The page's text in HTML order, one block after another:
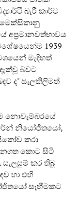
බැරී කාර්ට
1939
මැදිහත්
බවට
ද" සැලකිලිමත්
නොවැම්බරයේ
නියෝජිතයෝ,
කරා
කොට සිටි
කර තිබූ
හා එහි
සෑහීමකට